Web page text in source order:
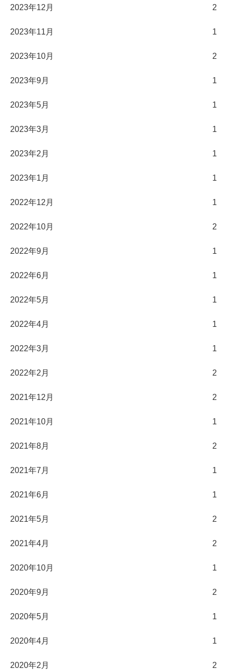
2023年12月 2
2023年11月 1
2023年10月 2
2023年9月 1
2023年5月 1
2023年3月 1
2023年2月 1
2023年1月 1
2022年12月 1
2022年10月 2
2022年9月 1
2022年6月 1
2022年5月 1
2022年4月 1
2022年3月 1
2022年2月 2
2021年12月 2
2021年10月 1
2021年8月 2
2021年7月 1
2021年6月 1
2021年5月 2
2021年4月 2
2020年10月 1
2020年9月 2
2020年5月 1
2020年4月 1
2020年2月 2